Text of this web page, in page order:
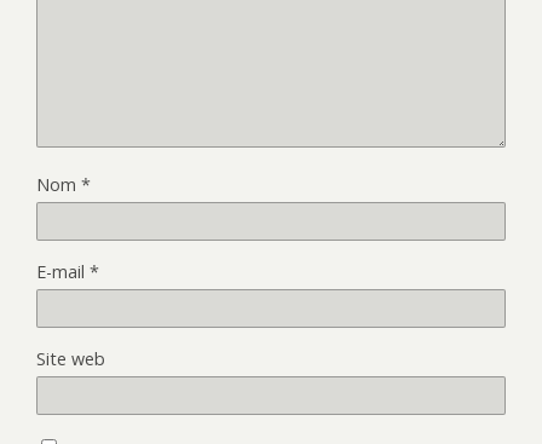
Nom *
E-mail *
Site web